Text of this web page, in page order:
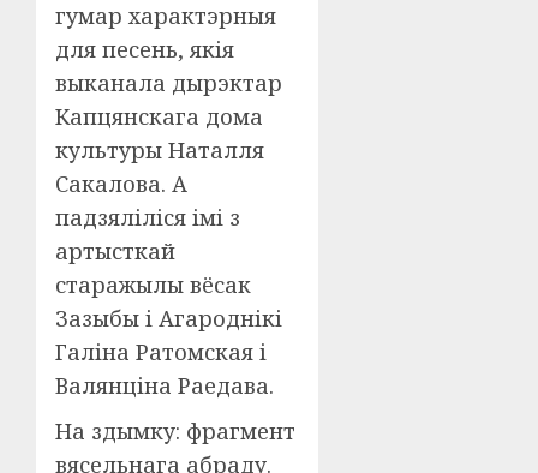
гумар характэрныя
для песень, якія
выканала дырэктар
Капцянскага дома
культуры Наталля
Сакалова. А
падзяліліся імі з
артысткай
старажылы вёсак
Зазыбы і Агароднікі
Галіна Ратомская і
Валянціна Раедава.
На здымку: фрагмент
вясельнага абраду.